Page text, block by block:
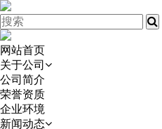
网站首页
关于公司
公司简介
荣誉资质
企业环境
新闻动态